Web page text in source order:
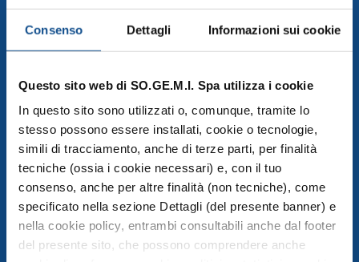
Consenso Dettagli Informazioni sui cookie
Questo sito web di SO.GE.M.I. Spa utilizza i cookie
In questo sito sono utilizzati o, comunque, tramite lo
stesso possono essere installati, cookie o tecnologie,
simili di tracciamento, anche di terze parti, per finalità
tecniche (ossia i cookie necessari) e, con il tuo
consenso, anche per altre finalità (non tecniche), come
specificato nella sezione Dettagli (del presente banner) e
nella cookie policy, entrambi consultabili anche dal footer
del presente sito, che possono comprendere anche
Esplora la mappa del Comprensorio
Operatori
Servizi
MERCATO ALIMENTARE
Mercato Ortofrutta
Mercato Ittico Milano
Mercato Carni e Gastronomia